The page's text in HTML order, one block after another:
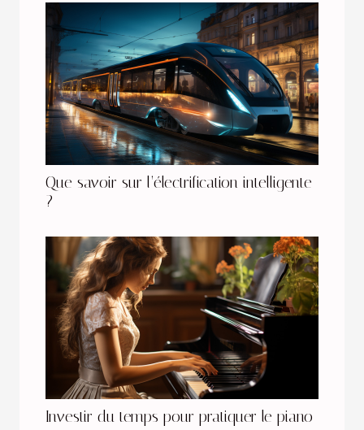
Que savoir sur l’électrification intelligente
?
Investir du temps pour pratiquer le piano